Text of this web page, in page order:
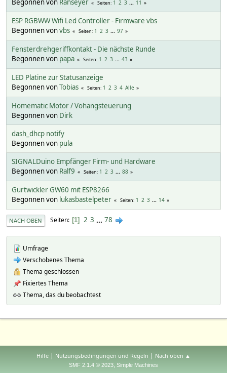
Seiten 1 2 3 ... 11
ESP RGBWW Wifi Led Controller - Firmware vbs
Begonnen vonvbs Seiten 1 2 3 ... 97
Fensterdrehgeriffkontakt - Die nächste Runde
Begonnen von papa Seiten 1 2 3 ... 43
LED Platine zur Statusanzeige
Begonnen vonTobias Seiten 1 2 3 4 Alle
Homematic Motor / Vohangsteuerung
Begonnen von Dirk
dash_dhcp notify
Begonnen von pula
SIGNALDuino Empfänger Firm- und Hardware
Begonnen von Ralf9 Seiten 1 2 3 ... 88
Gurtwickler GW60 mit ESP8266
Begonnen von lukasbastelpeter Seiten 1 2 3 ... 14
NACH OBEN Seiten 1 2 3 ... 78
Umfrage
Verschobenes Thema
Thema geschlossen
Fixiertes Thema
Thema, das du beobachtest
Hilfe | Nutzungsbedingungen und Regeln | Nach oben ▲
SMF 2.1.4 © 2023, Simple Machines